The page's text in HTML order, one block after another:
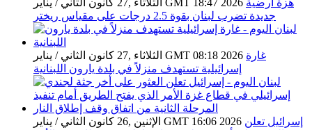
جديدة تضرب لبنان بقوة 2.5 درجات على مقياس ريختر
الثلاثاء ,27 كانون الثاني / يناير GMT 08:18 2026 غارة
إسرائيلية تستهدف منزلاً في بلدة يارون اللبنانية
الإثنين ,26 كانون الثاني / يناير GMT 16:06 2026 إسرائيل تعلن